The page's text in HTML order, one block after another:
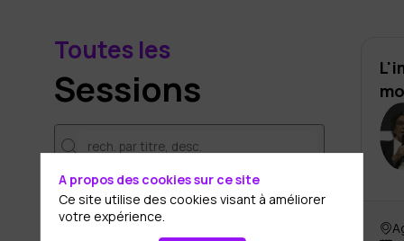
Toutes les
Sessions
DATES
27 nov.
A propos des cookies sur ce site
Ce site utilise des cookies visant à améliorer
votre expérience.